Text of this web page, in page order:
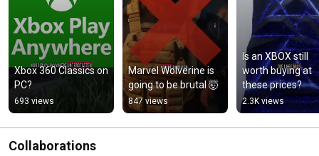
Xbox 360 Classics on
PC?
693 views
Marvel Wolverine is
going to be brutal 🤯
847 views
Is an XBOX still
worth buying at
these prices?
2.3K views
Collaborations